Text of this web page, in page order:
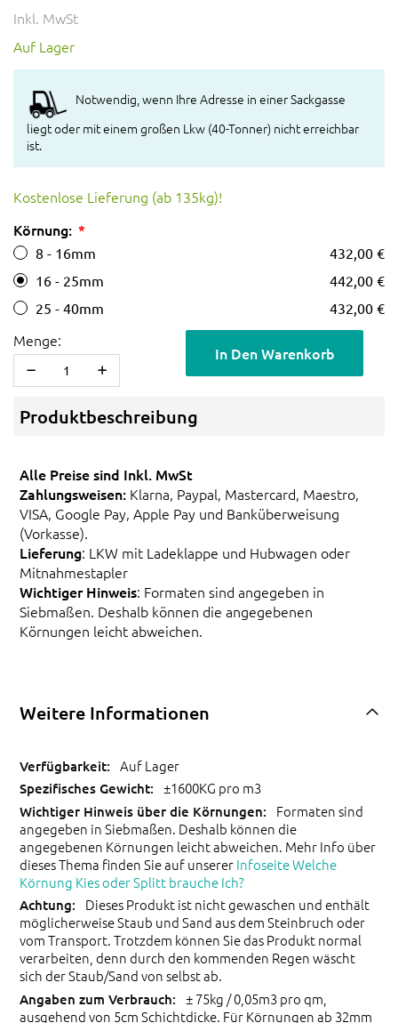
Inkl. MwSt
Auf Lager
Notwendig, wenn Ihre Adresse in einer Sackgasse
liegt oder mit einem großen Lkw (40-Tonner) nicht erreichbar
ist.
Kostenlose Lieferung (ab 135kg)!
Körnung:
8 - 16mm
432,00 €
16 - 25mm
442,00 €
25 - 40mm
432,00 €
Menge:
In Den Warenkorb
Produktbeschreibung
Alle Preise sind Inkl. MwSt
Zahlungsweisen: Klarna, Paypal, Mastercard, Maestro,
VISA, Google Pay, Apple Pay und Banküberweisung
(Vorkasse).
Lieferung: LKW mit Ladeklappe und Hubwagen oder
Mitnahmestapler
Wichtiger Hinweis: Formaten sind angegeben in
Siebmaßen. Deshalb können die angegebenen
Körnungen leicht abweichen.
Weitere Informationen
Auf Lager
±1600KG pro m3
Formaten sind
angegeben in Siebmaßen. Deshalb können die
angegebenen Körnungen leicht abweichen. Mehr Info über
dieses Thema finden Sie auf unsererInfoseite Welche
Körnung Kies oder Splitt brauche Ich?
Dieses Produkt ist nicht gewaschen und enthält
möglicherweise Staub und Sand aus dem Steinbruch oder
vom Transport. Trotzdem können Sie das Produkt normal
verarbeiten, denn durch den kommenden Regen wäscht
sich der Staub/Sand von selbst ab.
± 75kg / 0,05m3 pro qm,
ausgehend von 5cm Schichtdicke. Für Körnungen ab 32mm